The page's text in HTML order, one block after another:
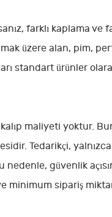
farklı kaplama ve
üzere alan, pim,
standart ürünler
maliyeti yoktur.
Tedarikçi, yalnızca
nedenle, güvenlik
sipariş